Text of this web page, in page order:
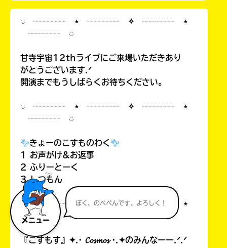
メニュー
ぼく、のべぺんです。よろしく！
◌ ┈┈┈┈ ⋆ ┈┈┈┈ ✧ ┈┈┈┈ ⋆
┈┈┈┈ ◌
甘寺宇宙12thライブにご来場いただきあり
がとうございます.ᐟ
開演までもうしばらくお待ちください。
◌ ┈┈┈┈ ⋆ ┈┈┈┈ ✧ ┈┈┈┈ ⋆
┈┈┈┈ ◌
きょーのこすものわく
1 お声がけ&お返事
2 ふりーとーく
3 しつもん
◌ ┈┈┈┈ ⋆ ┈┈┈┈ ✧ ┈┈┈┈ ⋆
┈┈┈┈ ◌
『こすもす』✦.· 𝓒𝓸𝓼𝓶𝓸𝓼 ·.✦のみんなーー.ᐟ.ᐟ